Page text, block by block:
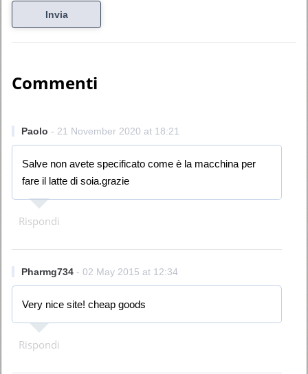
Commenti
Paolo - 21 November 2020 at 18:21
Salve non avete specificato come è la macchina per
fare il latte di soia.grazie
Rispondi
Pharmg734 - 02 May 2015 at 12:34
Very nice site! cheap goods
Rispondi